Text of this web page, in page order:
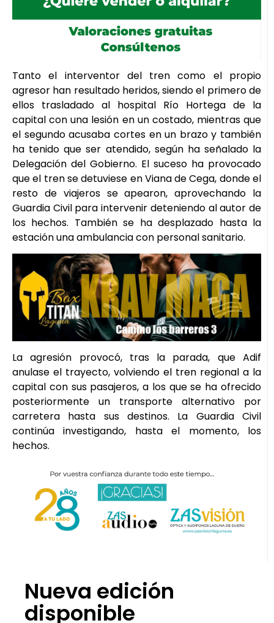
Tanto el interventor del tren como el propio
agresor han resultado heridos, siendo el primero de
ellos trasladado al hospital Río Hortega de la
capital con una lesión en un costado, mientras que
el segundo acusaba cortes en un brazo y también
ha tenido que ser atendido, según ha señalado la
Delegación del Gobierno. El suceso ha provocado
que el tren se detuviese en Viana de Cega, donde el
resto de viajeros se apearon, aprovechando la
Guardia Civil para intervenir deteniendo al autor de
los hechos. También se ha desplazado hasta la
estación una ambulancia con personal sanitario.
La agresión provocó, tras la parada, que Adif
anulase el trayecto, volviendo el tren regional a la
capital con sus pasajeros, a los que se ha ofrecido
posteriormente un transporte alternativo por
carretera hasta sus destinos. La Guardia Civil
continúa investigando, hasta el momento, los
hechos.
Nueva edición
disponible